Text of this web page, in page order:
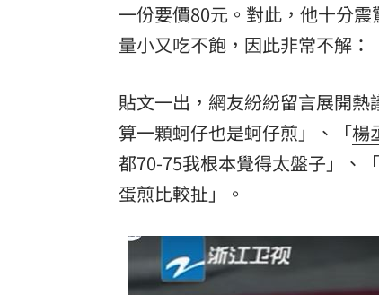
一份要價80元。對此，他十分
量小又吃不飽，因此非常不解：
貼文一出，網友紛紛留言展開
算一顆蚵仔也是蚵仔煎」、「楊
都70-75我根本覺得太盤子」、
蛋煎比較扯」。